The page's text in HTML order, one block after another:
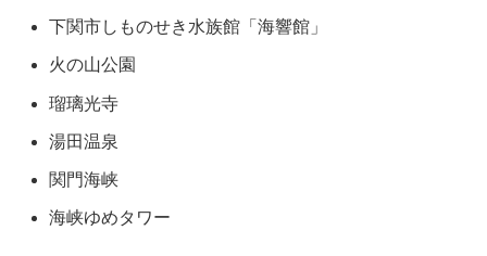
下関市しものせき水族館「海響館」
火の山公園
瑠璃光寺
湯田温泉
関門海峡
海峡ゆめタワー